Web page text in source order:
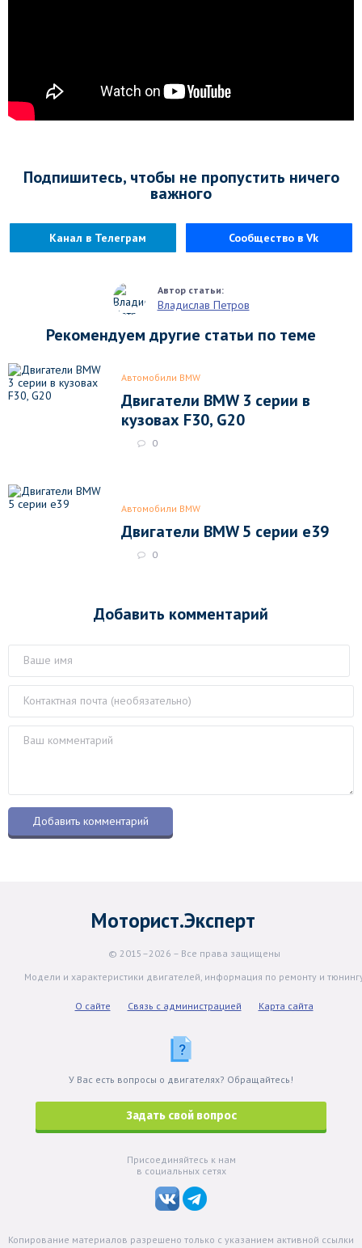
Подпишитесь, чтобы не пропустить ничего
важного
Канал в Телеграм Сообщество в Vk
Владислав Петров
Рекомендуем другие статьи по теме
Автомобили BMW
Двигатели BMW 3 серии в
кузовах F30, G20
0
Автомобили BMW
Двигатели BMW 5 серии e39
0
Добавить комментарий
Моторист.Эксперт
© 2015–2026 – Все права защищены
Модели и характеристики двигателей, информация по ремонту и
О сайте Связь с администрацией Карта сайта
У Вас есть вопросы о двигателях? Обращайтесь!
Задать свой вопрос
Присоединяйтесь к нам
в социальных сетях
Копирование материалов разрешено только с указанием активной ссылки